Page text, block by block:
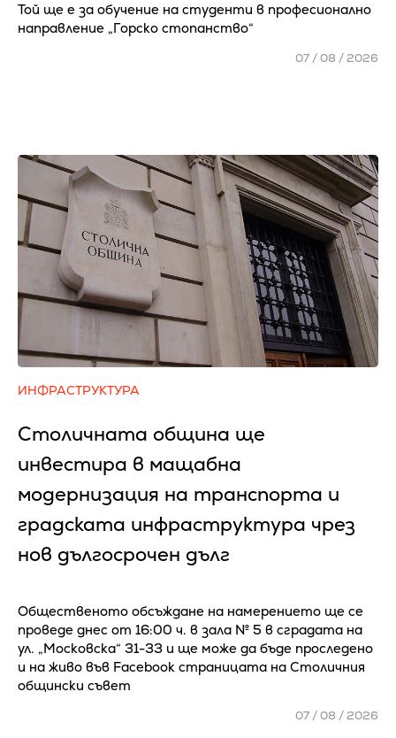
Той ще е за обучение на студенти в професионално
направление „Горско стопанство“
07 / 08 / 2026
ИНФРАСТРУКТУРА
Столичната община ще
инвестира в мащабна
модернизация на транспорта и
градската инфраструктура чрез
нов дългосрочен дълг
Общественото обсъждане на намерението ще се
проведе днес от 16:00 ч. в зала № 5 в сградата на
ул. „Московска“ 31-33 и ще може да бъде проследено
и на живо във Facebook страницата на Столичния
общински съвет
07 / 08 / 2026